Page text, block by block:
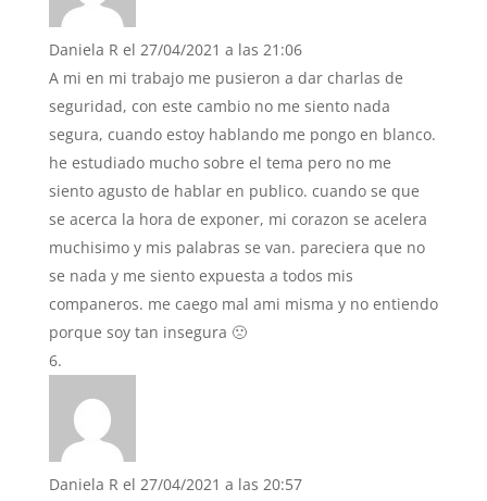
Daniela R el 27/04/2021 a las 21:06
A mi en mi trabajo me pusieron a dar charlas de
seguridad, con este cambio no me siento nada
segura, cuando estoy hablando me pongo en blanco.
he estudiado mucho sobre el tema pero no me
siento agusto de hablar en publico. cuando se que
se acerca la hora de exponer, mi corazon se acelera
muchisimo y mis palabras se van. pareciera que no
se nada y me siento expuesta a todos mis
companeros. me caego mal ami misma y no entiendo
porque soy tan insegura 🙁
Daniela R el 27/04/2021 a las 20:57